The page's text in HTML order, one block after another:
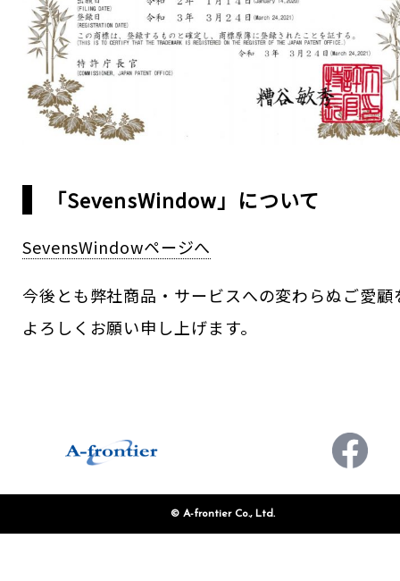
「SevensWindow」について
SevensWindowページへ
今後とも弊社商品・サービスへの変わらぬご愛顧
よろしくお願い申し上げます。
© A-frontier Co., Ltd.